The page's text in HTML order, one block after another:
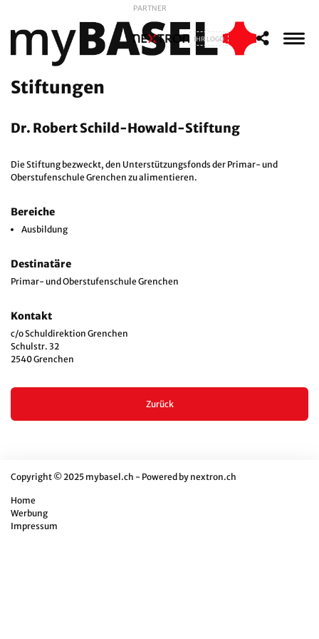
PARTNER
IHR LOGO
Stiftungen
Dr. Robert Schild-Howald-Stiftung
Die Stiftung bezweckt, den Unterstützungsfonds der Primar- und
Oberstufenschule Grenchen zu alimentieren.
Bereiche
Ausbildung
Destinatäre
Primar- und Oberstufenschule Grenchen
Kontakt
c/o Schuldirektion Grenchen
Schulstr. 32
2540 Grenchen
Zurück
Copyright © 2025 mybasel.ch - Powered by nextron.ch
Home
Werbung
Impressum